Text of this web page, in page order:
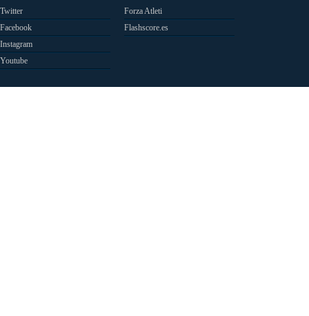
Twitter
Facebook
Instagram
Youtube
Forza Atleti
Flashscore.es